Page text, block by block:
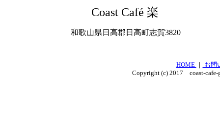
Coast Café 楽
和歌山県日高郡日高町志賀3820
HOME ｜
お問
Copyright (c) 2017 coast-